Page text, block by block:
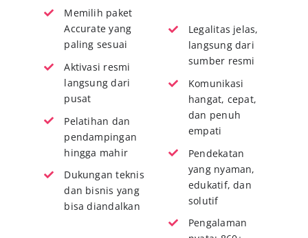
Memilih paket
Accurate yang
paling sesuai
Aktivasi resmi
langsung dari
pusat
Pelatihan dan
pendampingan
hingga mahir
Dukungan teknis
dan bisnis yang
bisa diandalkan
Legalitas jelas,
langsung dari
sumber resmi
Komunikasi
hangat, cepat,
dan penuh
empati
Pendekatan
yang nyaman,
edukatif, dan
solutif
Pengalaman